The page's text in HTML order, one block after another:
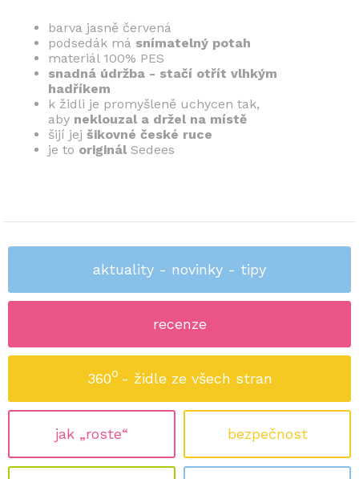
barva jasně červená
podsedák má snímatelný potah
materiál 100% PES
snadná údržba - stačí otřít vlhkým
hadříkem
k židli je promyšleně uchycen tak,
aby neklouzal a držel na místě
šijí jej šikovné české ruce
je to originál Sedees
aktuality - novinky - tipy
recenze
360o
- židle ze všech stran
jak „roste“ bezpečnost